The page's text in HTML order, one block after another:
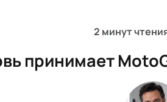
2 минут
принимает